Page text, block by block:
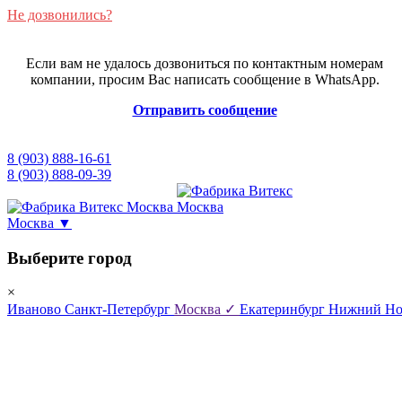
Не дозвонились?
Если вам не удалось дозвониться по контактным номерам
компании, просим Вас написать сообщение в WhatsApp.
Отправить сообщение
8 (903) 888-16-61
8 (903) 888-09-39
Москва ▼
Выберите город
×
Иваново Санкт-Петербург Москва ✓ Екатеринбург Нижний